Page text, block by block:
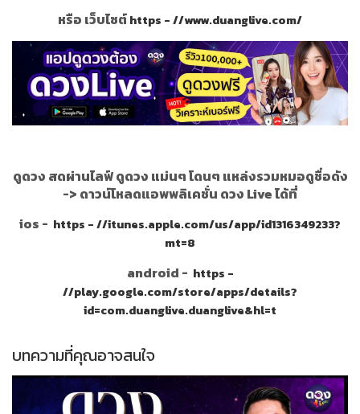
หรือ เว็บไซต์https - //www.duanglive.com/
ดูดวง สดผ่านไลฟ์ ดูดวง แม่นๆ โดนๆ แหล่งรวมหมอดูชื่อดัง
-> ดาวน์โหลดแอพพลิเคชั่น ดวง Live ได้ที่
ios - https - //itunes.apple.com/us/app/id1316349233?
mt=8
android - https -
//play.google.com/store/apps/details?
id=com.duanglive.duanglive&hl=t
บทความที่คุณอาจสนใจ